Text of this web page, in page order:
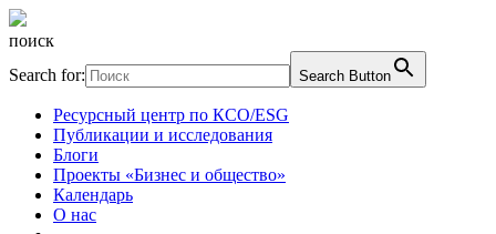
поиск
Search for:
Search Button
Ресурсный центр по КСО/ESG
Публикации и исследования
Блоги
Проекты «Бизнес и общество»
Календарь
О нас